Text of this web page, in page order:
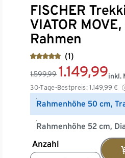
FISCHER
VIATOR
Rahmen
(1)
1.599,99 1.149,99
30-Tage-Bestpreis: 1.149,99 €
inkl.
Rahmenhöhe 50 cm,
Rahmenhöhe 52 cm,
Anzahl